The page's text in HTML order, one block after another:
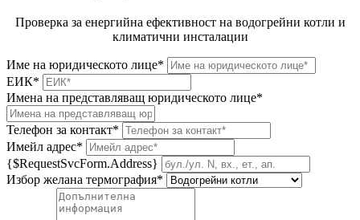
Проверка за енергийна ефективност на водогрейни котли и
климатични инсталации
Име на юридическото лице*
ЕИК*
Имена на представляващ юридическото лице*
Телефон за контакт*
Имейл адрес*
{$RequestSvcForm.Address}
Избор желана термография*